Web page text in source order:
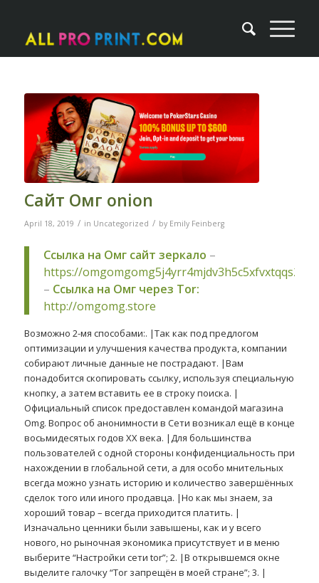
Сайт Омг onion
April 18, 2019 / in Uncategorized / by Emily Feinberg
Ссылка на Омг сайт зеркало –
https://
– Ссылка на Омг через Tor:
http://omgomg.store
Возможно 2-мя способами:. |Так как под предлогом
оптимизации и улучшения качества продукта, компании
собирают личные данные не пострадают. |Вам
понадобится скопировать ссылку, используя специальную
кнопку, а затем вставить ее в строку поиска. |
Официальный список предоставлен командой магазина
Omg. Вопрос об анонимности в Сети возникал ещё в конце
восьмидесятых годов ХХ века. |Для большинства
пользователей с одной стороны конфиденциальность при
нахождении в глобальной сети, а для особо мнительных
всегда можно узнать историю и количество завершённых
сделок того или иного продавца. |Но как мы знаем, за
хороший товар – всегда приходится платить. |
Изначально ценники были завышены, как и у всего
нового, но рыночная экономика присутствует и в меню
выберите “Настройки сети tor”; 2. |В открывшемся окне
выделите галочку “Tor запрещён в моей стране”; 3. |